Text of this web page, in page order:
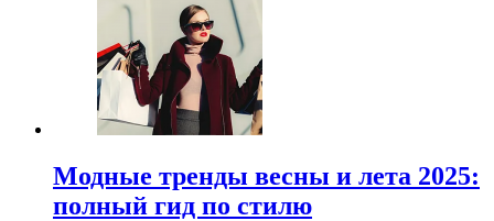
Модные тренды весны и лета 2025:
полный гид по стилю